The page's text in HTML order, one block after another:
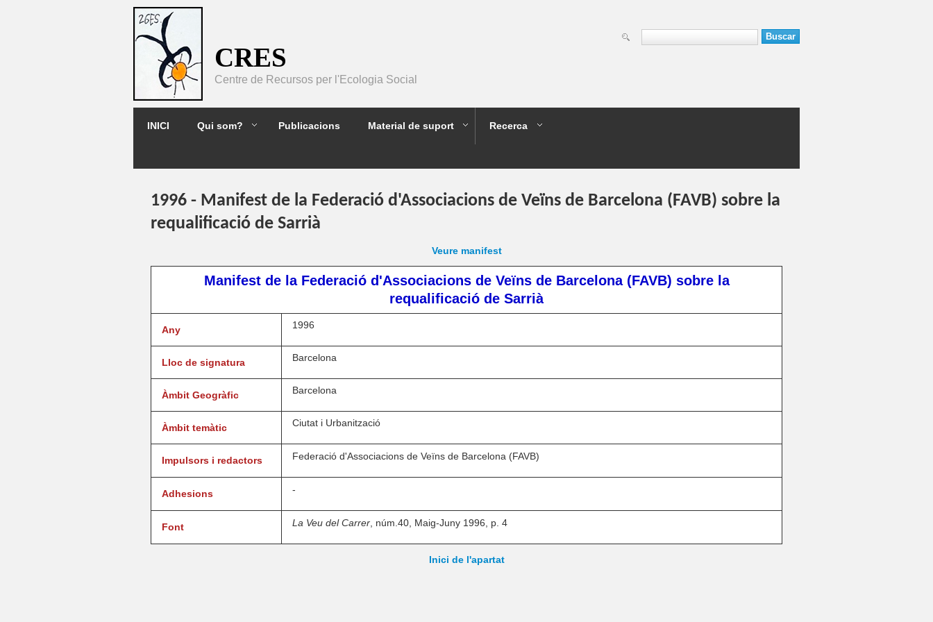
CRES
Centre de Recursos per l'Ecologia Social
INICI Qui som? Publicacions Material de suport Recerca
1996 - Manifest de la Federació d'Associacions de Veïns de Barcelona (FAVB) sobre la
requalificació de Sarrià
Veure manifest
Manifest de la Federació d'Associacions de Veïns de Barcelona (FAVB) sobre la
requalificació de Sarrià
Any 1996
Lloc de signatura Barcelona
Àmbit Geogràfic Barcelona
Àmbit temàtic Ciutat i Urbanització
Impulsors i redactors Federació d'Associacions de Veïns de Barcelona (FAVB)
Adhesions -
Font La Veu del Carrer , núm.40, Maig-Juny 1996, p. 4
Inici de l'apartat